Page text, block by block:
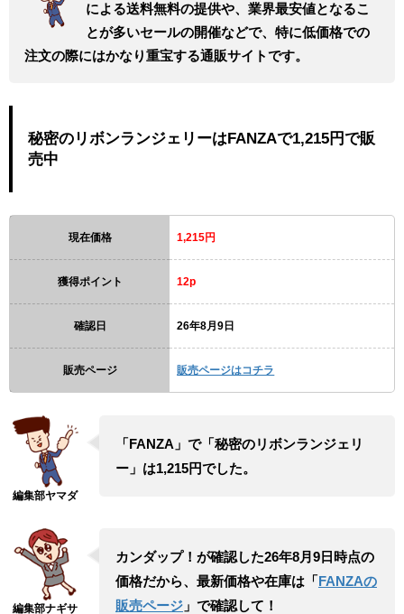
による送料無料の提供や、業界最安値となるこ
とが多いセールの開催などで、特に低価格での
注文の際にはかなり重宝する通販サイトです。
秘密のリボンランジェリーはFANZAで1,215円で販
売中
現在価格 1,215円
獲得ポイント 12p
確認日 26年8月9日
販売ページ 販売ページはコチラ
「FANZA」で「秘密のリボンランジェリ
ー」は1,215円でした。
カンダップ！が確認した26年8月9日時点の
価格だから、最新価格や在庫は「FANZAの
販売ページ」で確認して！